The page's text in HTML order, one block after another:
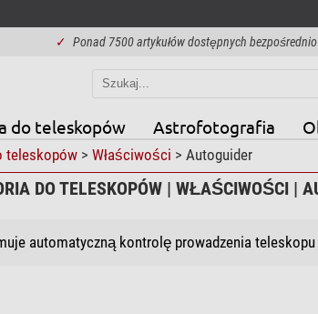
✓ Ponad 7500 artykułów dostępnych
do teleskopów Astrofotografia
teleskopów> Właściwości > Autoguider
DO TELESKOPÓW | WŁAŚCIWOŚCI |
automatyczną kontrolę prowadzenia